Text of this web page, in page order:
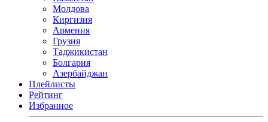
Молдова
Киргизия
Армения
Грузия
Таджикистан
Болгария
Азербайджан
Плейлисты
Рейтинг
Избранное